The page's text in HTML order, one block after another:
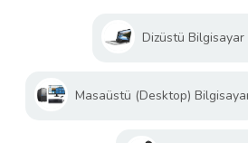
Dizüstü Bilgisayar
Masaüstü (Desktop)